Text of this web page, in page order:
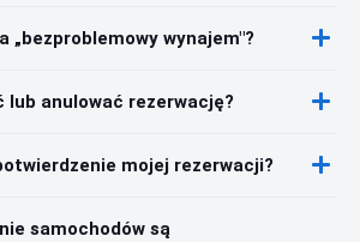
wynajem"?
lub anulować rezerwację?
mojej rezerwacji?
samochodów są